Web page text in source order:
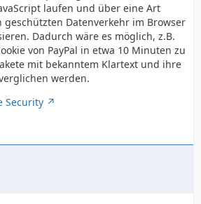
laufen und über eine Art
geschützten Datenverkehr im Browser
Dadurch wäre es möglich, z.B.
von PayPal in etwa 10 Minuten zu
mit bekanntem Klartext und ihre
werden.
Security